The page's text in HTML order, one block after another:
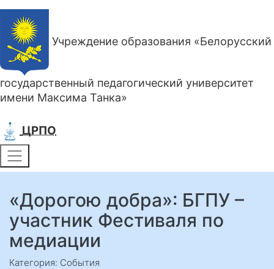
Учреждение образования «Белорусский
государственный педагогический университет
имени Максима Танка»
ЦРПО
«Дорогою добра»: БГПУ –
участник Фестиваля по
медиации
Категория: События